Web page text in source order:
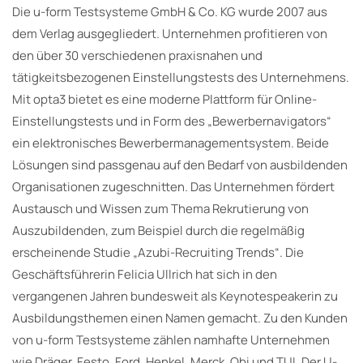
Die u-form Testsysteme GmbH & Co. KG wurde 2007 aus
dem Verlag ausgegliedert. Unternehmen profitieren von
den über 30 verschiedenen praxisnahen und
tätigkeitsbezogenen Einstellungstests des Unternehmens.
Mit opta3 bietet es eine moderne Plattform für Online-
Einstellungstests und in Form des „Bewerbernavigators“
ein elektronisches Bewerbermanagementsystem. Beide
Lösungen sind passgenau auf den Bedarf von ausbildenden
Organisationen zugeschnitten. Das Unternehmen fördert
Austausch und Wissen zum Thema Rekrutierung von
Auszubildenden, zum Beispiel durch die regelmäßig
erscheinende Studie „Azubi-Recruiting Trends“. Die
Geschäftsführerin Felicia Ullrich hat sich in den
vergangenen Jahren bundesweit als Keynotespeakerin zu
Ausbildungsthemen einen Namen gemacht. Zu den Kunden
von u-form Testsysteme zählen namhafte Unternehmen